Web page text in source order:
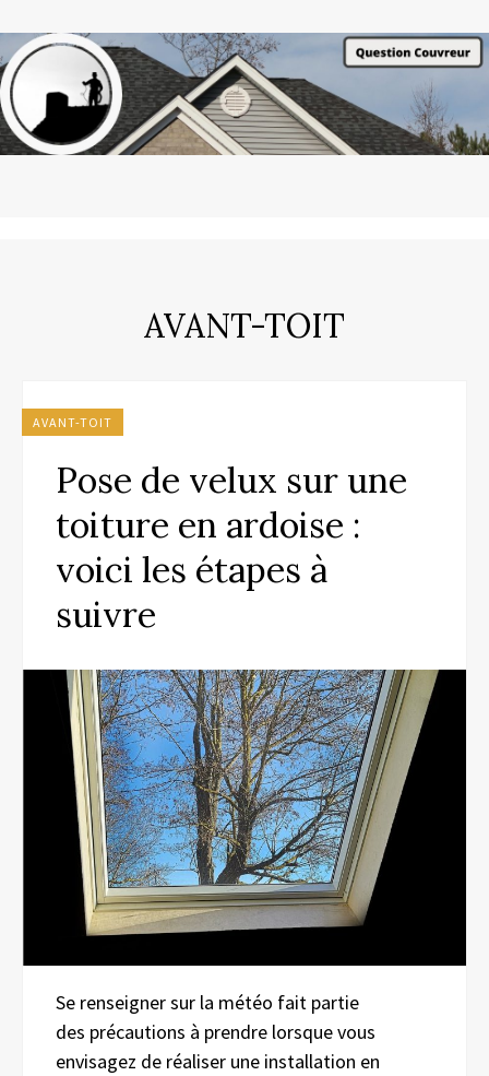
AVANT-TOIT
AVANT-TOIT
Pose de velux sur une
toiture en ardoise :
voici les étapes à
suivre
Se renseigner sur la météo fait partie
des précautions à prendre lorsque vous
envisagez de réaliser une installation en